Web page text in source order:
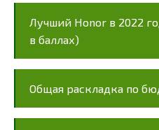
Лучший Honor в 2022
в баллах)
Общая раскладка по